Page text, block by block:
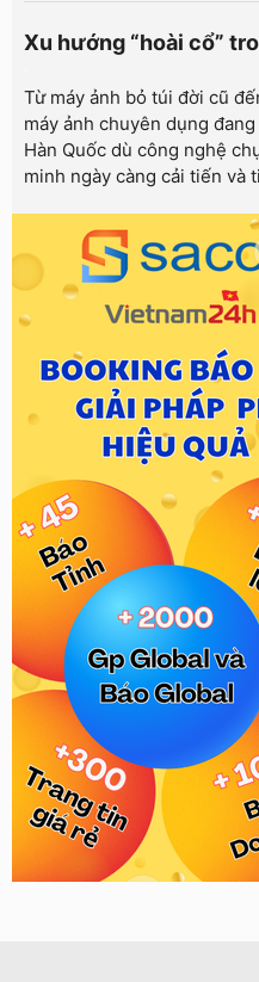
Xu hướng “hoài cổ”
Từ máy ảnh bỏ túi đời cũ
máy ảnh chuyên dụng
Hàn Quốc dù công nghệ
minh ngày càng cải tiến và